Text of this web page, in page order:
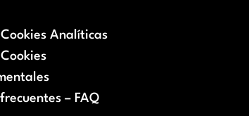
Analíticas
– FAQ